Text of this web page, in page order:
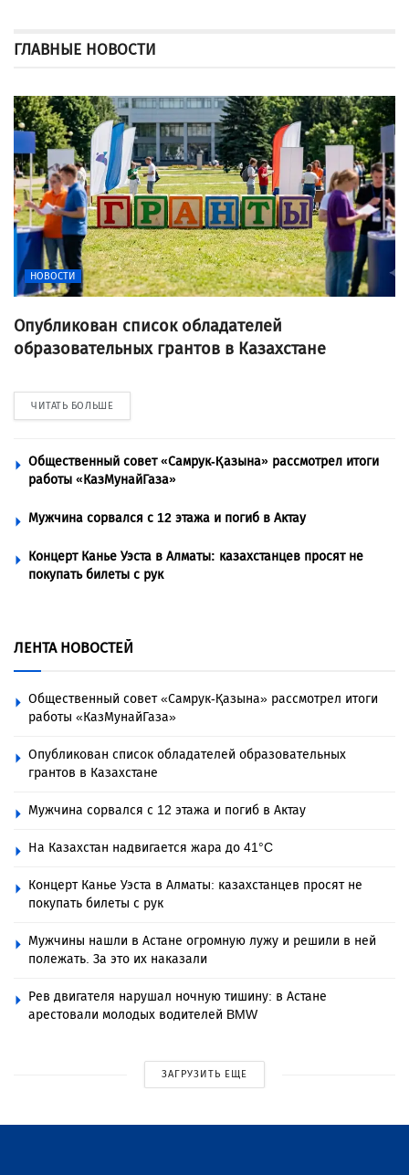
ГЛАВНЫЕ НОВОСТИ
НОВОСТИ
Опубликован список обладателей
образовательных грантов в Казахстане
ЧИТАТЬ БОЛЬШЕ
Общественный совет «Самрук-Қазына» рассмотрел итоги
работы «КазМунайГаза»
Мужчина сорвался с 12 этажа и погиб в Актау
Концерт Канье Уэста в Алматы: казахстанцев просят не
покупать билеты с рук
ЛЕНТА НОВОСТЕЙ
Общественный совет «Самрук-Қазына» рассмотрел итоги
работы «КазМунайГаза»
Опубликован список обладателей образовательных
грантов в Казахстане
Мужчина сорвался с 12 этажа и погиб в Актау
На Казахстан надвигается жара до 41°C
Концерт Канье Уэста в Алматы: казахстанцев просят не
покупать билеты с рук
Мужчины нашли в Астане огромную лужу и решили в ней
полежать. За это их наказали
Рев двигателя нарушал ночную тишину: в Астане
арестовали молодых водителей BMW
ЗАГРУЗИТЬ ЕЩЕ